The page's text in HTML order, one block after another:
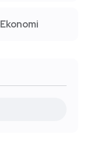
Ekonomi